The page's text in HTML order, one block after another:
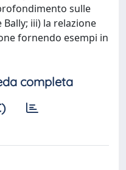
sulle
iii) la relazione
fornendo esempi in
completa